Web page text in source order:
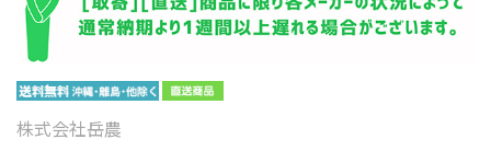
株式会社岳農